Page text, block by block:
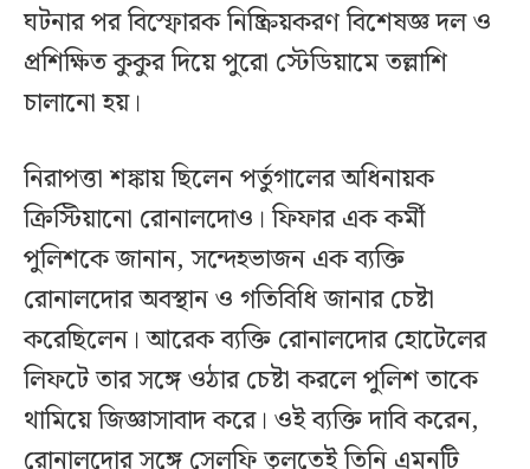
ঘটনার পর বিস্ফোরক নিষ্ক্রিয়করণ বিশেষজ্ঞ দল ও
প্রশিক্ষিত কুকুর দিয়ে পুরো স্টেডিয়ামে তল্লাশি
চালানো হয়।
নিরাপত্তা শঙ্কায় ছিলেন পর্তুগালের অধিনায়ক
ক্রিস্টিয়ানো রোনালদোও। ফিফার এক কর্মী
পুলিশকে জানান, সন্দেহভাজন এক ব্যক্তি
রোনালদোর অবস্থান ও গতিবিধি জানার চেষ্টা
করেছিলেন। আরেক ব্যক্তি রোনালদোর হোটেলের
লিফটে তার সঙ্গে ওঠার চেষ্টা করলে পুলিশ তাকে
থামিয়ে জিজ্ঞাসাবাদ করে। ওই ব্যক্তি দাবি করেন,